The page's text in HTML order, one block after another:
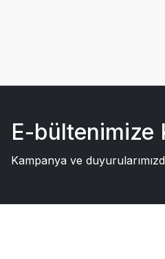
E-bültenimize
Kampanya ve